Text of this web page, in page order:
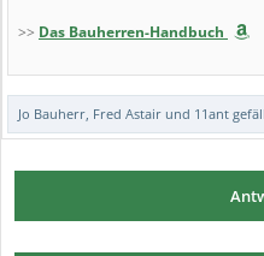
>> Das Bauherren-Handbuch
Jo Bauherr, Fred Astair und 11ant